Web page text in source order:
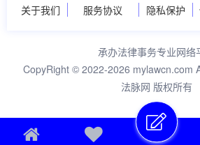
关于我们 服务协议 隐私保护
承办法律事务专业网络
CopyRight © 2022-2026 mylawcn.com
法脉网 版权所有